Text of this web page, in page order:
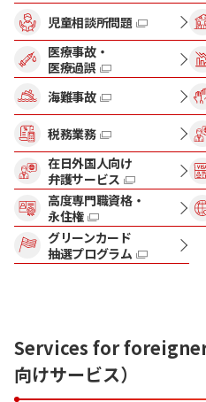
児童相談所問題
医療事故・
医療過誤
海難事故
税務業務
在日外国人向け
弁護サービス
高度専門職資格・
永住権
グリーンカード
抽選プログラム
Services for
向けサービス）